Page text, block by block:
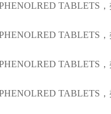
TABLETS
TABLETS
TABLETS
TABLETS